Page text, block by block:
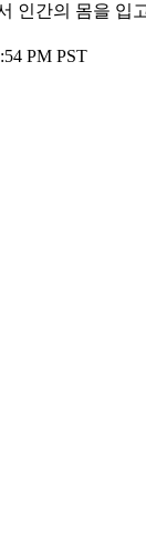
인간의 몸을 입
PM PST